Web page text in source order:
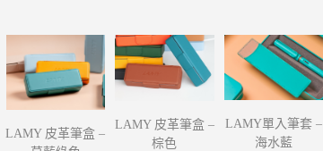
LAMY 皮革筆盒 –
LAMY 皮革筆盒 –
棕色
LAMY單入筆套 –
海水藍